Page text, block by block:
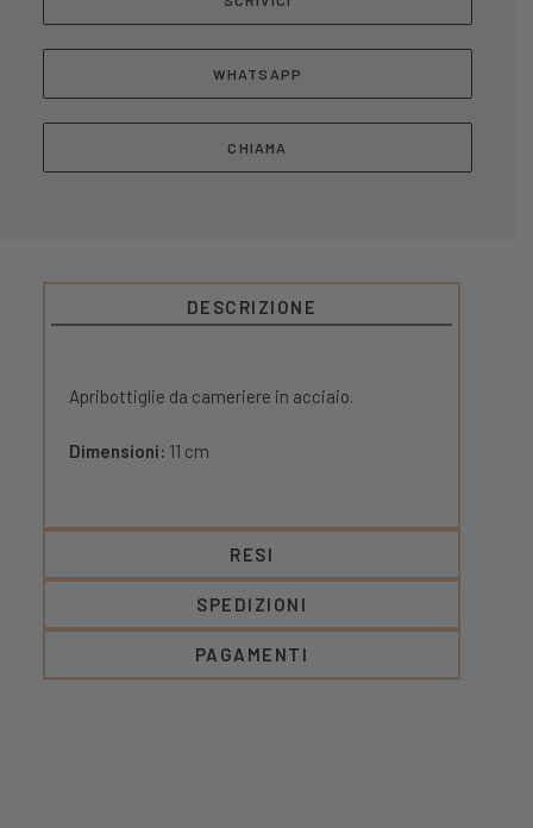
WHATSAPP
CHIAMA
DESCRIZIONE
Apribottiglie da cameriere in acciaio.
Dimensioni: 11 cm
RESI
SPEDIZIONI
PAGAMENTI